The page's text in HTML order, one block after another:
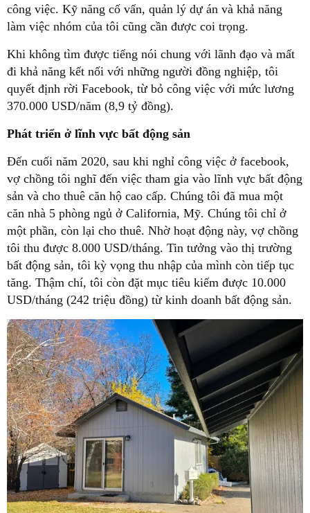
công việc. Kỹ năng cố vấn, quản lý dự án và khả năng
làm việc nhóm của tôi cũng cần được coi trọng.
Khi không tìm được tiếng nói chung với lãnh đạo và mất
đi khả năng kết nối với những người đồng nghiệp, tôi
quyết định rời Facebook, từ bỏ công việc với mức lương
370.000 USD/năm (8,9 tỷ đồng).
Phát triển ở lĩnh vực bất động sản
Đến cuối năm 2020, sau khi nghỉ công việc ở facebook,
vợ chồng tôi nghĩ đến việc tham gia vào lĩnh vực bất động
sản và cho thuê căn hộ cao cấp. Chúng tôi đã mua một
căn nhà 5 phòng ngủ ở California, Mỹ. Chúng tôi chỉ ở
một phần, còn lại cho thuê. Nhờ hoạt động này, vợ chồng
tôi thu được 8.000 USD/tháng. Tin tưởng vào thị trường
bất động sản, tôi kỳ vọng thu nhập của mình còn tiếp tục
tăng. Thậm chí, tôi còn đặt mục tiêu kiếm được 10.000
USD/tháng (242 triệu đồng) từ kinh doanh bất động sản.